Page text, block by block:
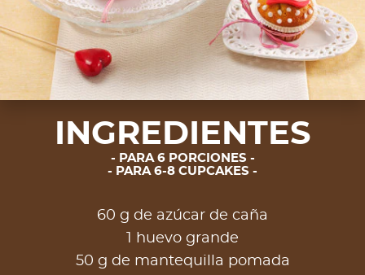
INGREDIENTES
PARA 6 PORCIONES
PARA 6-8 CUPCAKES
60 g de azúcar de caña
1 huevo grande
50 g de mantequilla pomada